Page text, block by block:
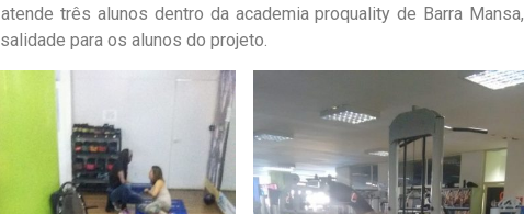
três alunos dentro da academia proquality de Barra Mansa,
para os alunos do projeto.